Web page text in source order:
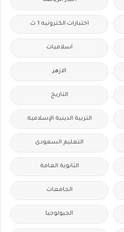
اختبارات الكترونيه 1 ث
اسلاميات
الازهر
التاريخ
التربية الدينية الإسلامية
التعليم السعودى
الثانوية العامة
الجامعات
الجيولوجيا